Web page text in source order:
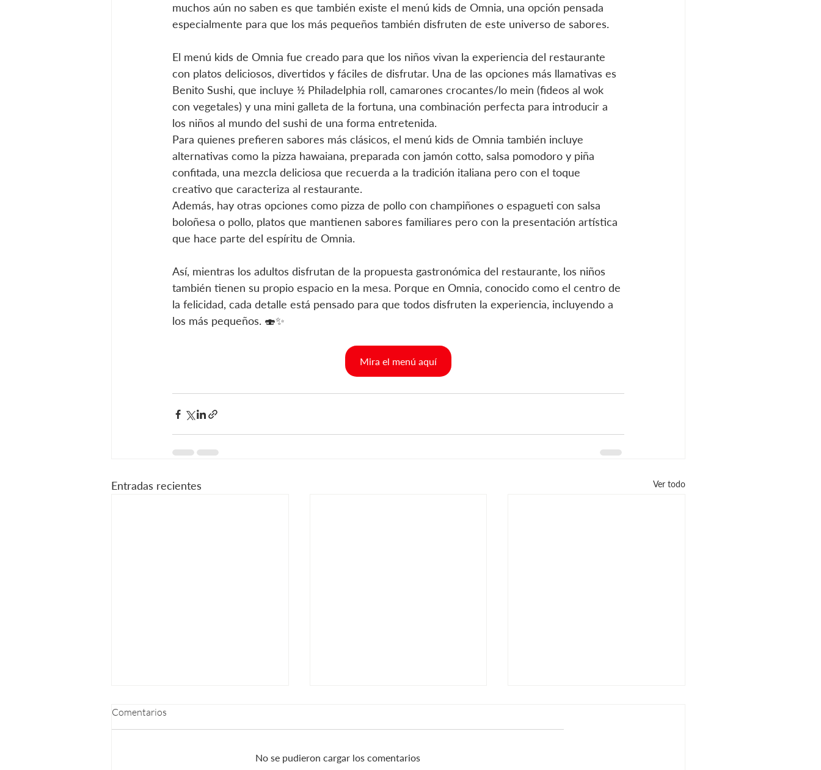
muchos aún no saben es que también existe el menú kids de Omnia, una opción pensada
especialmente para que los más pequeños también disfruten de este universo de sabores.
El menú kids de Omnia fue creado para que los niños vivan la experiencia del restaurante
con platos deliciosos, divertidos y fáciles de disfrutar. Una de las opciones más llamativas es
Benito Sushi, que incluye ½ Philadelphia roll, camarones crocantes/lo mein (fideos al wok
con vegetales) y una mini galleta de la fortuna, una combinación perfecta para introducir a
los niños al mundo del sushi de una forma entretenida.
Para quienes prefieren sabores más clásicos, el menú kids de Omnia también incluye
alternativas como la pizza hawaiana, preparada con jamón cotto, salsa pomodoro y piña
confitada, una mezcla deliciosa que recuerda a la tradición italiana pero con el toque
creativo que caracteriza al restaurante.
Además, hay otras opciones como pizza de pollo con champiñones o espagueti con salsa
boloñesa o pollo, platos que mantienen sabores familiares pero con la presentación artística
que hace parte del espíritu de Omnia.
Así, mientras los adultos disfrutan de la propuesta gastronómica del restaurante, los niños
también tienen su propio espacio en la mesa. Porque en Omnia, conocido como el centro de
la felicidad, cada detalle está pensado para que todos disfruten la experiencia, incluyendo a
los más pequeños. 🍣✨
Mira el menú aquí
Entradas recientes Ver todo
Comentarios
No se pudieron cargar los comentarios